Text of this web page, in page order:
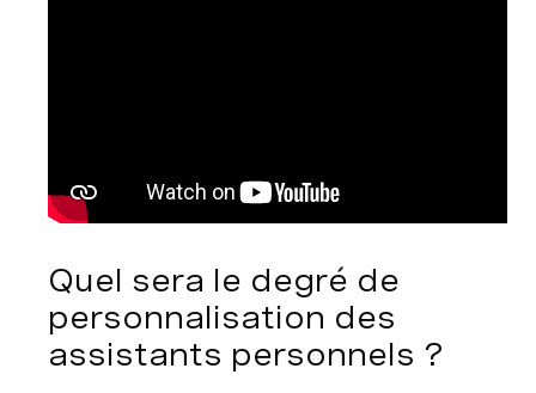
Quel sera le degré de
personnalisation des
assistants personnels ?